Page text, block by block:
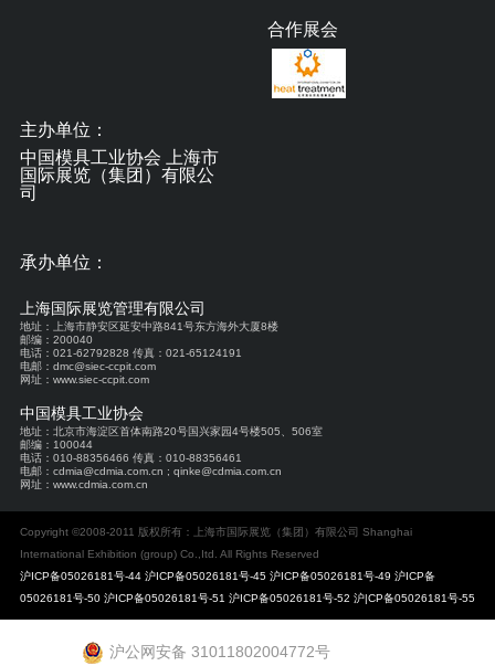
合作展会
主办单位：
中国模具工业协会 上海市
国际展览（集团）有限公
司
承办单位：
上海国际展览管理有限公司
地址：上海市静安区延安中路841号东方海外大厦8楼
邮编：200040
电话：021-62792828 传真：021-65124191
电邮：dmc@siec-ccpit.com
网址：www.siec-ccpit.com
中国模具工业协会
地址：北京市海淀区首体南路20号国兴家园4号楼505、506室
邮编：100044
电话：010-88356466 传真：010-88356461
电邮：cdmia@cdmia.com.cn ; qinke@cdmia.com.cn
网址：www.cdmia.com.cn
Copyright ©2008-2011 版权所有：上海市国际展览（集团）有限公司 Shanghai
International Exhibition (group) Co.,Itd. All Rights Reserved
沪ICP备05026181号-44 沪ICP备05026181号-45 沪ICP备05026181号-49 沪ICP备
05026181号-50 沪ICP备05026181号-51 沪ICP备05026181号-52 沪|CP备05026181号-55
沪公网安备 31011802004772号